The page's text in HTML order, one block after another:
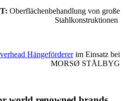
Oberflächenbehandlung von große
Stahlkonstruktionen
Hängefördererim Einsatz bei
MORSØ STÅLBYG